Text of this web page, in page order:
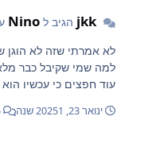
jkk הגיב ל Nino
לא אמרתי שזה לא הוגן
למה שמי שקיבל כבר
עוד חפצים כי עכשיו
ינואר 23, 2025 1 שנה